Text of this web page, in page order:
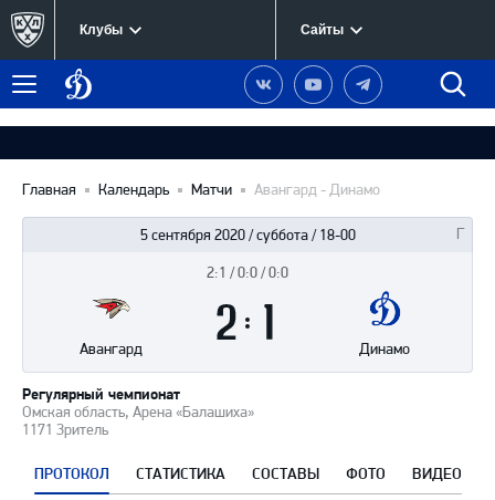
Клубы Сайты
Меню
Динамо
Москва
Наша
группа
Вконтакте
Наш
канал
YouTube
Наш
канал
Telegram
Главная Календарь Матчи Авангард - Динамо
5 сентября 2020 / суббота / 18-00
Омская область, Арена «Балашиха»
1171 Зритель
Регулярный чемпионат
матча
2:1 / 0:0 / 0:0
Авангард Динамо
ПРОТОКОЛ СТАТИСТИКА СОСТАВЫ ФОТО ВИДЕО